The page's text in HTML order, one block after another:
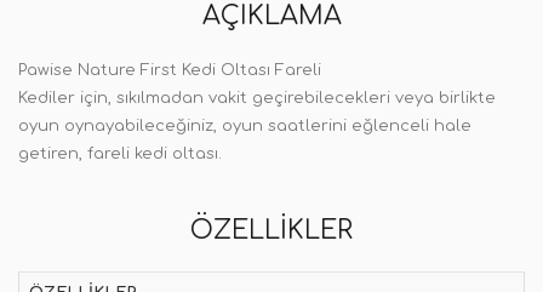
AÇIKLAMA
Pawise Nature First Kedi Oltası Fareli
Kediler için, sıkılmadan vakit geçirebilecekleri veya birlikte
oyun oynayabileceğiniz, oyun saatlerini eğlenceli hale
getiren, fareli kedi oltası.
ÖZELLIKLER